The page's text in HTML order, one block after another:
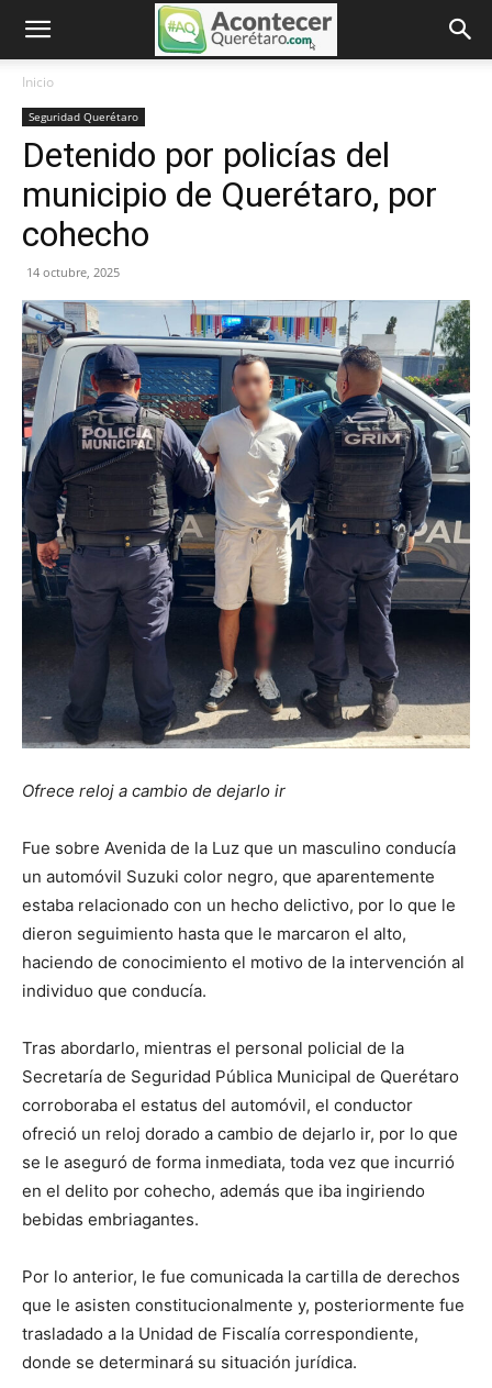
Inicio
Seguridad Querétaro
Detenido por policías del
municipio de Querétaro, por
cohecho
14 octubre, 2025
Ofrece reloj a cambio de dejarlo ir
Fue sobre Avenida de la Luz que un masculino conducía
un automóvil Suzuki color negro, que aparentemente
estaba relacionado con un hecho delictivo, por lo que le
dieron seguimiento hasta que le marcaron el alto,
haciendo de conocimiento el motivo de la intervención al
individuo que conducía.
Tras abordarlo, mientras el personal policial de la
Secretaría de Seguridad Pública Municipal de Querétaro
corroboraba el estatus del automóvil, el conductor
ofreció un reloj dorado a cambio de dejarlo ir, por lo que
se le aseguró de forma inmediata, toda vez que incurrió
en el delito por cohecho, además que iba ingiriendo
bebidas embriagantes.
Por lo anterior, le fue comunicada la cartilla de derechos
que le asisten constitucionalmente y, posteriormente fue
trasladado a la Unidad de Fiscalía correspondiente,
donde se determinará su situación jurídica.